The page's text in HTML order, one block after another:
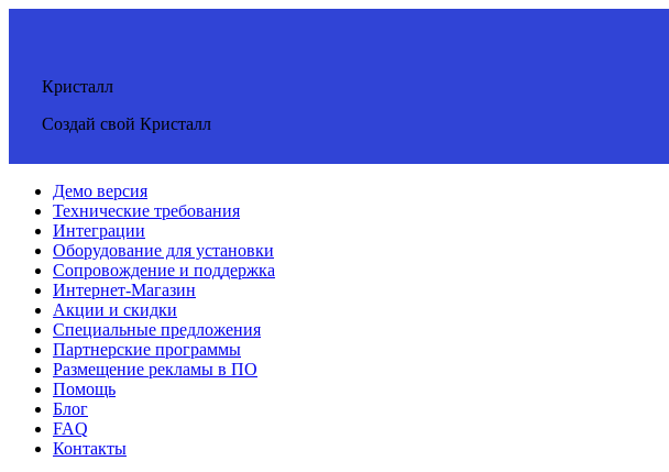
Кристалл
Создай свой Кристалл
Демо версия
Технические требования
Интеграции
Оборудование для установки
Сопровождение и поддержка
Интернет-Магазин
Акции и скидки
Специальные предложения
Партнерские программы
Размещение рекламы в ПО
Помощь
Блог
FAQ
Контакты